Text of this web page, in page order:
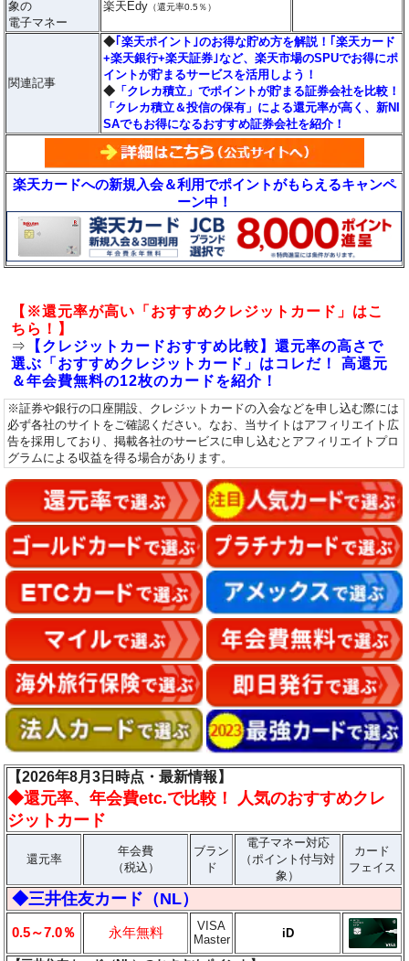
象の
電子マネー
楽天Edy （還元率0.5％）
関連記事
◆ ｢楽天ポイント｣のお得な貯め方を解説！｢楽天カード
+楽天銀行+楽天証券｣など、楽天市場のSPUでお得にポ
イントが貯まるサービスを活用しよう！
◆ 「クレカ積立」でポイントが貯まる証券会社を比較！
「クレカ積立＆投信の保有」による還元率が高く、新NI
SAでもお得になるおすすめ証券会社を紹介！
楽天カードへの新規入会＆利用でポイントがもらえるキャンペ
ーン中！
【※還元率が高い「おすすめクレジットカード」はこ
ちら！】
⇒
【クレジットカードおすすめ比較】還元率の高さで
選ぶ「おすすめクレジットカード」はコレだ！ 高還元
＆年会費無料の12枚のカードを紹介！
※証券や銀行の口座開設、クレジットカードの入会などを申し込む際には
必ず各社のサイトをご確認ください。なお、当サイトはアフィリエイト広
告を採用しており、掲載各社のサービスに申し込むとアフィリエイトプロ
グラムによる収益を得る場合があります。
【2026年8月3日時点・最新情報】
◆還元率、年会費etc.で比較！ 人気のおすすめクレ
ジットカード
還元率
年会費
（税込）
ブラン
ド
電子マネー対応
（ポイント付与対
象）
カード
フェイス
◆三井住友カード（NL）
0.5～7.0％ 永年無料
VISA
Master
iD